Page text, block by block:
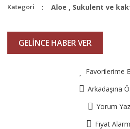
Kategori Aloe , Sukulent ve
GELİNCE HABER VER
Favorilerime
Arkadaşına
Yorum Yaz
Fiyat